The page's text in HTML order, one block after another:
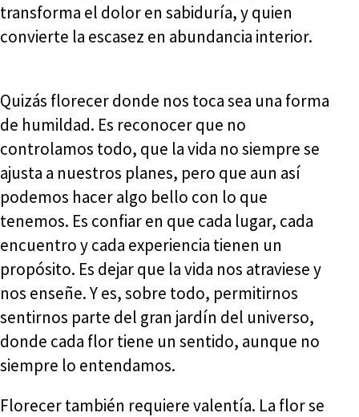
transforma el dolor en sabiduría, y quien
convierte la escasez en abundancia interior.
Quizás florecer donde nos toca sea una forma
de humildad. Es reconocer que no
controlamos todo, que la vida no siempre se
ajusta a nuestros planes, pero que aun así
podemos hacer algo bello con lo que
tenemos. Es confiar en que cada lugar, cada
encuentro y cada experiencia tienen un
propósito. Es dejar que la vida nos atraviese y
nos enseñe. Y es, sobre todo, permitirnos
sentirnos parte del gran jardín del universo,
donde cada flor tiene un sentido, aunque no
siempre lo entendamos.
Florecer también requiere valentía. La flor se